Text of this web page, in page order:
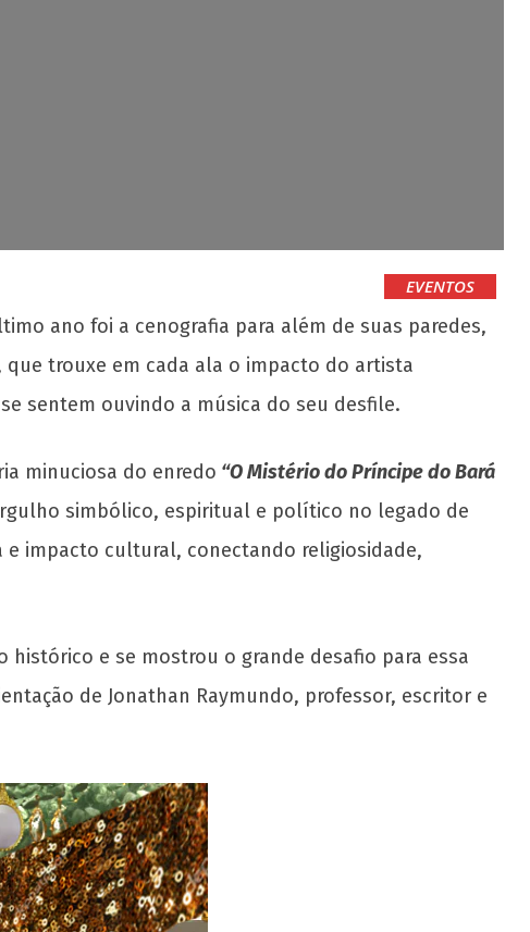
EVENTOS
ano foi a cenografia para além de suas paredes,
trouxe em cada ala o impacto do artista
sentem ouvindo a música do seu desfile.
minuciosa do enredo “O Mistério do Príncipe do Bará
simbólico, espiritual e político no legado de
impacto cultural, conectando religiosidade,
histórico e se mostrou o grande desafio para essa
de Jonathan Raymundo, professor, escritor e